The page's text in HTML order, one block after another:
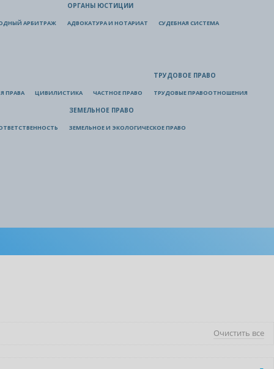
АРБИТРАЖ
ОРГАНЫ ЮСТИЦИИ
АДВОКАТУРА И НОТАРИАТ СУДЕБНАЯ СИСТЕМА
ПРАВА ЦИВИЛИСТИКА ЧАСТНОЕ ПРАВО
ТРУДОВОЕ ПРАВО
ТРУДОВЫЕ ПРАВООТНОШЕНИЯ
ЗЕМЕЛЬНОЕ ПРАВО
ЗЕМЕЛЬНОЕ И ЭКОЛОГИЧЕСКОЕ ПРАВО
Очистить все